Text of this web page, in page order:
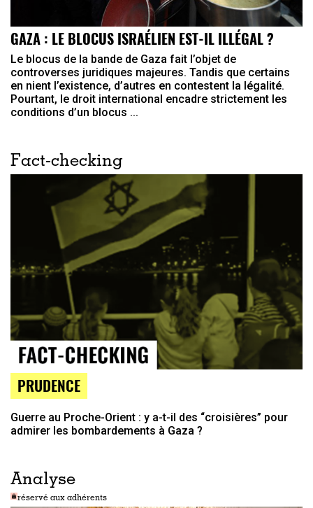
GAZA : LE BLOCUS ISRAÉLIEN EST-IL ILLÉGAL ?
Le blocus de la bande de Gaza fait l’objet de
controverses juridiques majeures. Tandis que certains
en nient l’existence, d’autres en contestent la légalité.
Pourtant, le droit international encadre strictement les
conditions d’un blocus ...
Fact-checking
PRUDENCE
Guerre au Proche-Orient : y a-t-il des “croisières” pour
admirer les bombardements à Gaza ?
Analyse
réservé aux adhérents